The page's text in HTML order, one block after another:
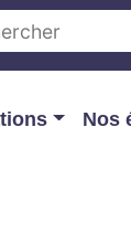
Nos